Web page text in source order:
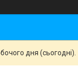
дня (сьогодні).